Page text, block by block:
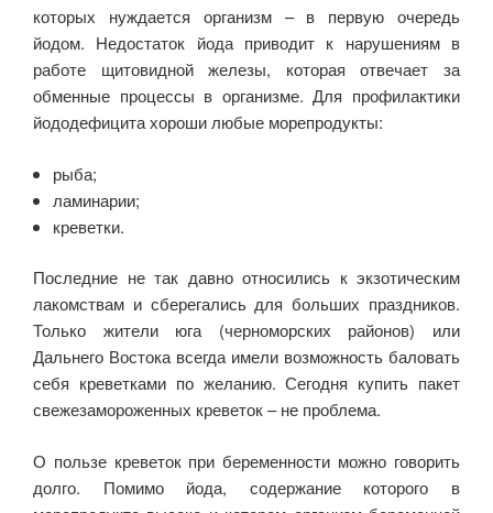
которых нуждается организм – в первую очередь
йодом. Недостаток йода приводит к нарушениям в
работе щитовидной железы, которая отвечает за
обменные процессы в организме. Для профилактики
йододефицита хороши любые морепродукты:
рыба;
ламинарии;
креветки.
Последние не так давно относились к экзотическим
лакомствам и сберегались для больших праздников.
Только жители юга (черноморских районов) или
Дальнего Востока всегда имели возможность баловать
себя креветками по желанию. Сегодня купить пакет
свежезамороженных креветок – не проблема.
О пользе креветок при беременности можно говорить
долго. Помимо йода, содержание которого в